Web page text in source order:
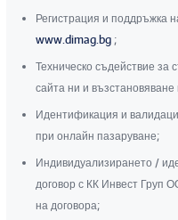
Регистрация и поддръжка
www.dimag.bg ;
Техническо съдействие за
сайта ни и
Идентификация и
при онлайн пазаруване;
Индивидуализирането /
договор с КК Инвест Груп
на договора;